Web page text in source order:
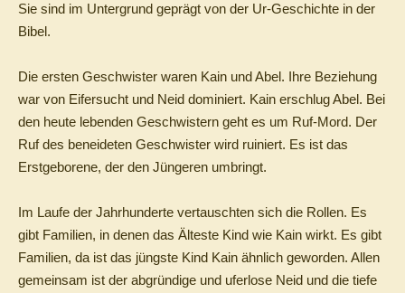
Sie sind im Untergrund geprägt von der Ur-Geschichte in der
Bibel.
Die ersten Geschwister waren Kain und Abel. Ihre Beziehung
war von Eifersucht und Neid dominiert. Kain erschlug Abel. Bei
den heute lebenden Geschwistern geht es um Ruf-Mord. Der
Ruf des beneideten Geschwister wird ruiniert. Es ist das
Erstgeborene, der den Jüngeren umbringt.
Im Laufe der Jahrhunderte vertauschten sich die Rollen. Es
gibt Familien, in denen das Älteste Kind wie Kain wirkt. Es gibt
Familien, da ist das jüngste Kind Kain ähnlich geworden. Allen
gemeinsam ist der abgründige und uferlose Neid und die tiefe